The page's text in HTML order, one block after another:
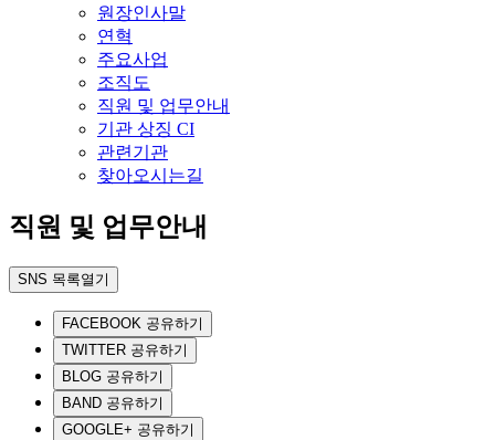
원장인사말
연혁
주요사업
조직도
직원 및 업무안내
기관 상징 CI
관련기관
찾아오시는길
직원 및 업무안내
SNS 목록열기
FACEBOOK 공유하기
TWITTER 공유하기
BLOG 공유하기
BAND 공유하기
GOOGLE+ 공유하기